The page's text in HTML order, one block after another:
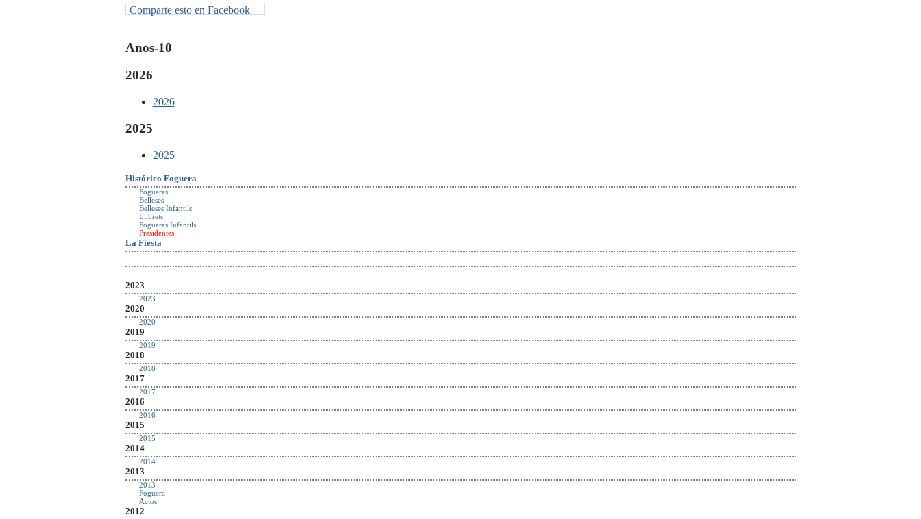
Comparte esto en Facebook
Anos-10
2026
2026
2025
2025
Histórico Foguera
Fogueres
Belleses
Belleses Infantils
Llibrets
Fogueres Infantils
Presidentes
La Fiesta
2023
2023
2020
2020
2019
2019
2018
2018
2017
2017
2016
2016
2015
2015
2014
2014
2013
2013
Foguera
Actos
2012